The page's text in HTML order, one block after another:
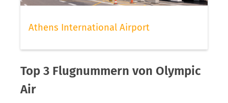
Athens International Airport
Top 3 Flugnummern von Olympic
Air